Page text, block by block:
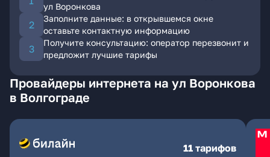
ул Воронкова
Заполните данные: в открывшемся окне
оставьте контактную информацию
Получите консультацию: оператор перезвонит и
предложит лучшие тарифы
Провайдеры интернета на ул Воронкова
в Волгограде
11 тарифов